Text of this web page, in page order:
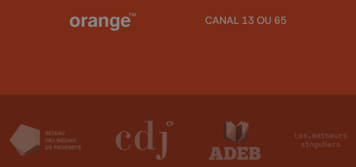
CANAL 13 OU 65